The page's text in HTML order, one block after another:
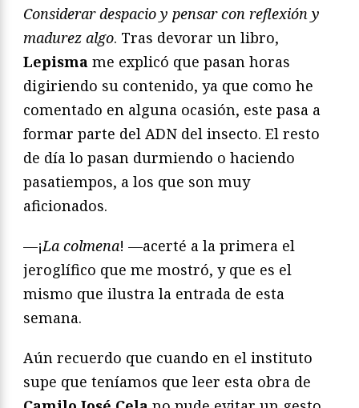
Considerar despacio y pensar con reflexión y
madurez algo. Tras devorar un libro,
Lepisma me explicó que pasan horas
digiriendo su contenido, ya que como he
comentado en alguna ocasión, este pasa a
formar parte del ADN del insecto. El resto
de día lo pasan durmiendo o haciendo
pasatiempos, a los que son muy
aficionados.
—¡La colmena! —acerté a la primera el
jeroglífico que me mostró, y que es el
mismo que ilustra la entrada de esta
semana.
Aún recuerdo que cuando en el instituto
supe que teníamos que leer esta obra de